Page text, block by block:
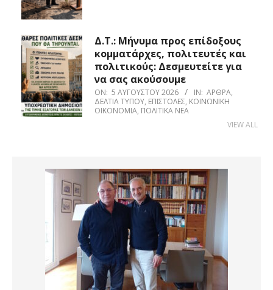
Δ.Τ.: Μήνυμα προς επίδοξους
κομματάρχες, πολιτευτές και
πολιτικούς: Δεσμευτείτε για
να σας ακούσουμε
ON: 5 ΑΥΓΟΎΣΤΟΥ 2026 IN: ΆΡΘΡΑ,
ΔΕΛΤΊΑ ΤΎΠΟΥ, ΕΠΙΣΤΟΛΈΣ, ΚΟΙΝΩΝΙΚΉ
ΟΙΚΟΝΟΜΊΑ, ΠΟΛΙΤΙΚΆ ΝΈΑ
VIEW ALL